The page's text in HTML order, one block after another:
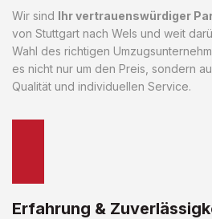
Wir sind Ihr vertrauenswürdiger
von Stuttgart nach Wels und weit
Wahl des richtigen
es nicht nur um den Preis, sondern
Qualität und individuellen Service.
Erfahrung &